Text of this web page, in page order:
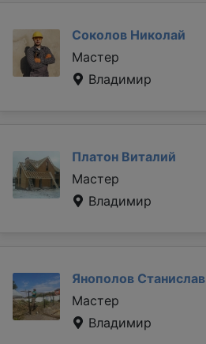
Соколов Николай
Мастер
Владимир
Платон Виталий
Мастер
Владимир
Янополов Станислав
Мастер
Владимир